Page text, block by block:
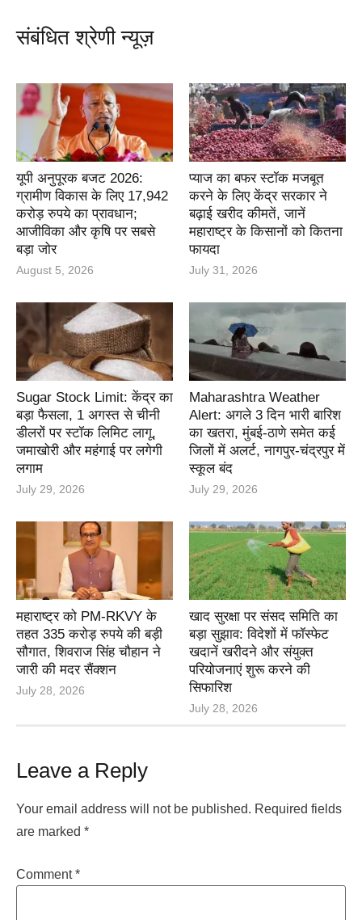
संबंधित श्रेणी न्यूज़
यूपी अनुपूरक बजट 2026:
ग्रामीण विकास के लिए 17,942
करोड़ रुपये का प्रावधान;
आजीविका और कृषि पर सबसे
बड़ा जोर
August 5, 2026
प्याज का बफर स्टॉक मजबूत
करने के लिए केंद्र सरकार ने
बढ़ाई खरीद कीमतें, जानें
महाराष्ट्र के किसानों को कितना
फायदा
July 31, 2026
Sugar Stock Limit: केंद्र का
बड़ा फैसला, 1 अगस्त से चीनी
डीलरों पर स्टॉक लिमिट लागू,
जमाखोरी और महंगाई पर लगेगी
लगाम
July 29, 2026
Maharashtra Weather
Alert: अगले 3 दिन भारी बारिश
का खतरा, मुंबई-ठाणे समेत कई
जिलों में अलर्ट, नागपुर-चंद्रपुर में
स्कूल बंद
July 29, 2026
महाराष्ट्र को PM-RKVY के
तहत 335 करोड़ रुपये की बड़ी
सौगात, शिवराज सिंह चौहान ने
जारी की मदर सैंक्शन
July 28, 2026
खाद सुरक्षा पर संसद समिति का
बड़ा सुझाव: विदेशों में फॉस्फेट
खदानें खरीदने और संयुक्त
परियोजनाएं शुरू करने की
सिफारिश
July 28, 2026
Leave a Reply
Your email address will not be published. Required fields
are marked *
Comment*